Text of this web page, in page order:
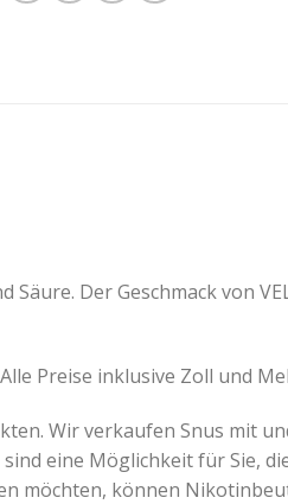
Der Geschmack von
Preise inklusive Zoll und
Wir verkaufen Snus mit
eine Möglichkeit für Sie,
möchten, können